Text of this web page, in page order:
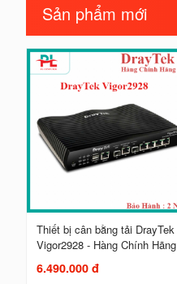
Sản phẩm mới
Thiết bị cân bằng tải DrayTek
Vigor2928 - Hàng Chính Hãng
6.490.000 đ